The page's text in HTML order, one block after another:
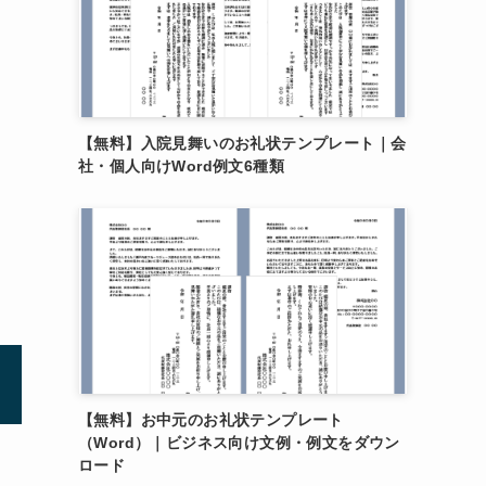
【無料】入院見舞いのお礼状テンプレート｜会
社・個人向けWord例文6種類
【無料】お中元のお礼状テンプレート
（Word）｜ビジネス向け文例・例文をダウン
ロード